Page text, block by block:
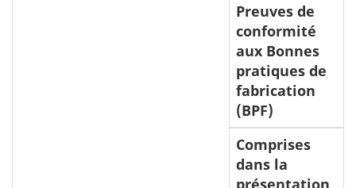
Preuves de
conformité
aux Bonnes
pratiques de
fabrication
(BPF)
Comprises
dans la
présentation